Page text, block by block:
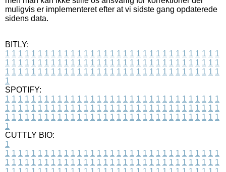
muligvis er implementeret efter at vi sidste gang opdaterede
sidens data.
BITLY:
1 1 1 1 1 1 1 1 1 1 1 1 1 1 1 1 1 1 1 1 1 1 1 1 1 1 1 1 1 1 1 1 1
1 1 1 1 1 1 1 1 1 1 1 1 1 1 1 1 1 1 1 1 1 1 1 1 1 1 1 1 1 1 1 1 1
1 1 1 1 1 1 1 1 1 1 1 1 1 1 1 1 1 1 1 1 1 1 1 1 1 1 1 1 1 1 1 1 1
1
SPOTIFY:
1 1 1 1 1 1 1 1 1 1 1 1 1 1 1 1 1 1 1 1 1 1 1 1 1 1 1 1 1 1 1 1 1
1 1 1 1 1 1 1 1 1 1 1 1 1 1 1 1 1 1 1 1 1 1 1 1 1 1 1 1 1 1 1 1 1
1 1 1 1 1 1 1 1 1 1 1 1 1 1 1 1 1 1 1 1 1 1 1 1 1 1 1 1 1 1 1 1 1
1
CUTTLY BIO:
1
1 1 1 1 1 1 1 1 1 1 1 1 1 1 1 1 1 1 1 1 1 1 1 1 1 1 1 1 1 1 1 1 1
1 1 1 1 1 1 1 1 1 1 1 1 1 1 1 1 1 1 1 1 1 1 1 1 1 1 1 1 1 1 1 1 1